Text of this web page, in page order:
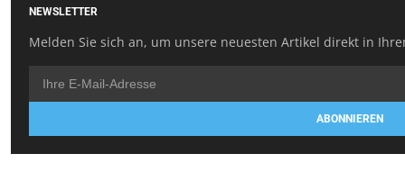
NEWSLETTER
Melden Sie sich an, um unsere neuesten Artikel direkt in
ABONNIEREN